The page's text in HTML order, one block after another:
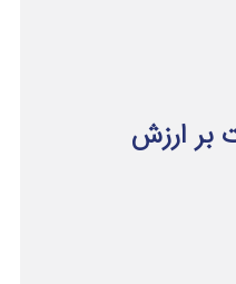
بر ارزش